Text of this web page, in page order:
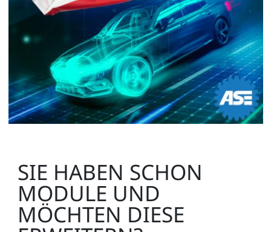
SIE HABEN SCHON
MODULE UND
MÖCHTEN DIESE